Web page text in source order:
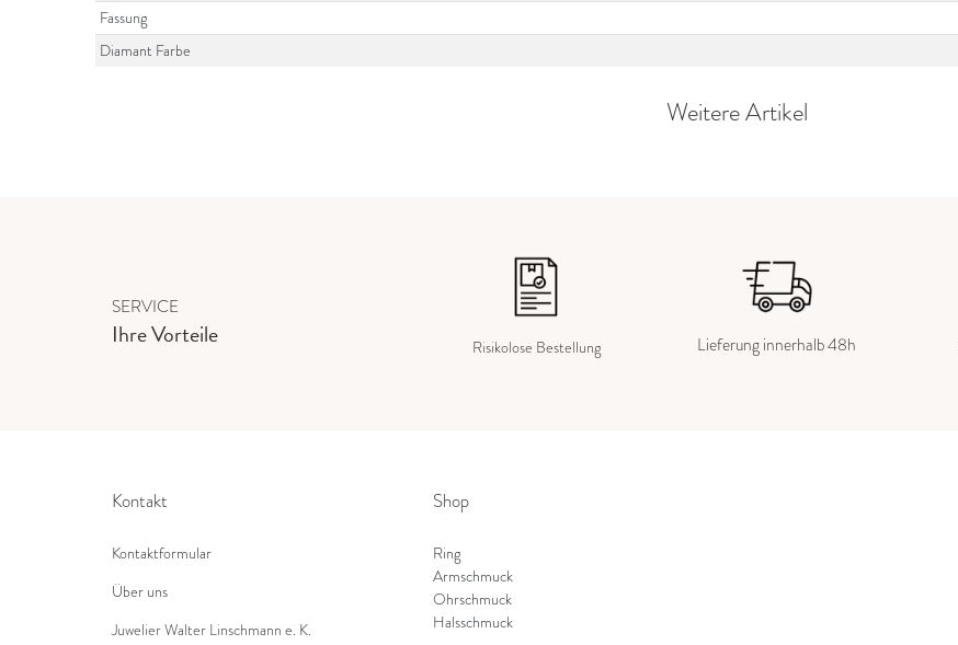
Fassung
Diamant Farbe
Weitere Artikel
SERVICE
Ihre Vorteile Risikolose Bestellung Lieferung innerhalb 48h
Kontakt
Kontaktformular
Über uns
Juwelier Walter Linschmann e. K.
Shop
Ring
Armschmuck
Ohrschmuck
Halsschmuck